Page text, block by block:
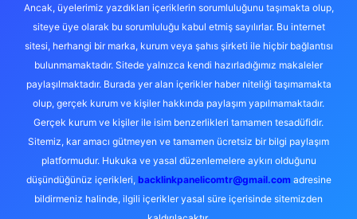
Ancak, üyelerimiz yazdıkları içeriklerin sorumluluğunu taşımakta olup,
siteye üye olarak bu sorumluluğu kabul etmiş sayılırlar. Bu internet
sitesi, herhangi bir marka, kurum veya şahıs şirketi ile hiçbir bağlantısı
bulunmamaktadır. Sitede yalnızca kendi hazırladığımız makaleler
paylaşılmaktadır. Burada yer alan içerikler haber niteliği taşımamakta
olup, gerçek kurum ve kişiler hakkında paylaşım yapılmamaktadır.
Gerçek kurum ve kişiler ile isim benzerlikleri tamamen tesadüfidir.
Sitemiz, kar amacı gütmeyen ve tamamen ücretsiz bir bilgi paylaşım
platformudur. Hukuka ve yasal düzenlemelere aykırı olduğunu
düşündüğünüz içerikleri, backlinkpanelicomtr@gmail.comadresine
bildirmeniz halinde, ilgili içerikler yasal süre içerisinde sitemizden